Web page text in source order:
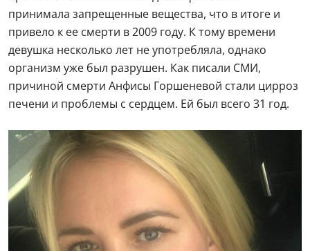
принимала запрещенные вещества, что в итоге и
привело к ее смерти в 2009 году. К тому времени
девушка несколько лет не употребляла, однако
организм уже был разрушен. Как писали СМИ,
причиной смерти Анфисы Горшеневой стали цирроз
печени и проблемы с сердцем. Ей был всего 31 год.